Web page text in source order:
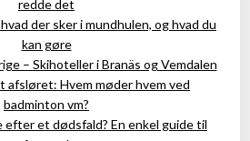
redde det
der sker i mundhulen, og hvad du
kan gøre
– Skihoteller i Branäs og Vemdalen
afsløret: Hvem møder hvem ved
badminton vm?
efter et dødsfald? En enkel guide til